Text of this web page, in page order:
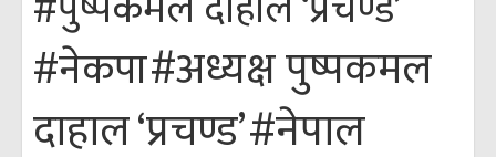
#नेकपा#अध्यक्ष पुष्पकमल
दाहाल ‘प्रचण्ड’#नेपाल